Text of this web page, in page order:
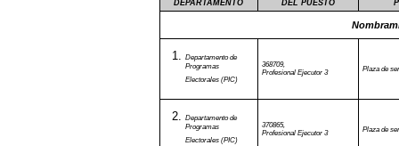
DEPARTAMENTO
DEL PUESTO
Departamento de
Programas
Electorales (PIC)
368709,
Profesional Ejecutor 3
Plaza de
Departamento de
Programas
Electorales (PIC)
370865,
Profesional Ejecutor 3
Plaza de